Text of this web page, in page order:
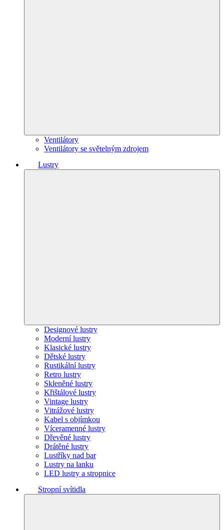
Ventilátory
Ventilátory se světelným zdrojem
Lustry
Designové lustry
Moderní lustry
Klasické lustry
Dětské lustry
Rustikální lustry
Retro lustry
Skleněné lustry
Křištálové lustry
Vintage lustry
Vitrážové lustry
Kabel s objímkou
Víceramenné lustry
Dřevěné lustry
Drátěné lustry
Lustříky nad bar
Lustry na lanku
LED lustry a stropnice
Stropní svítidla